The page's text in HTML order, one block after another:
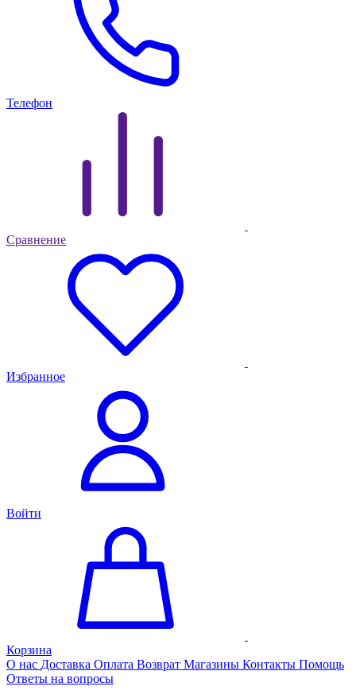
Телефон
Сравнение
Избранное
Войти
Корзина
О нас Доставка Оплата Возврат Магазины Контакты Помощь
Ответы на вопросы